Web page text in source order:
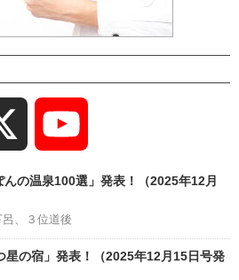
Channel
の温泉100選」発表！（2025年12月
、３位道後
星の宿」発表！（2025年12月15日号発